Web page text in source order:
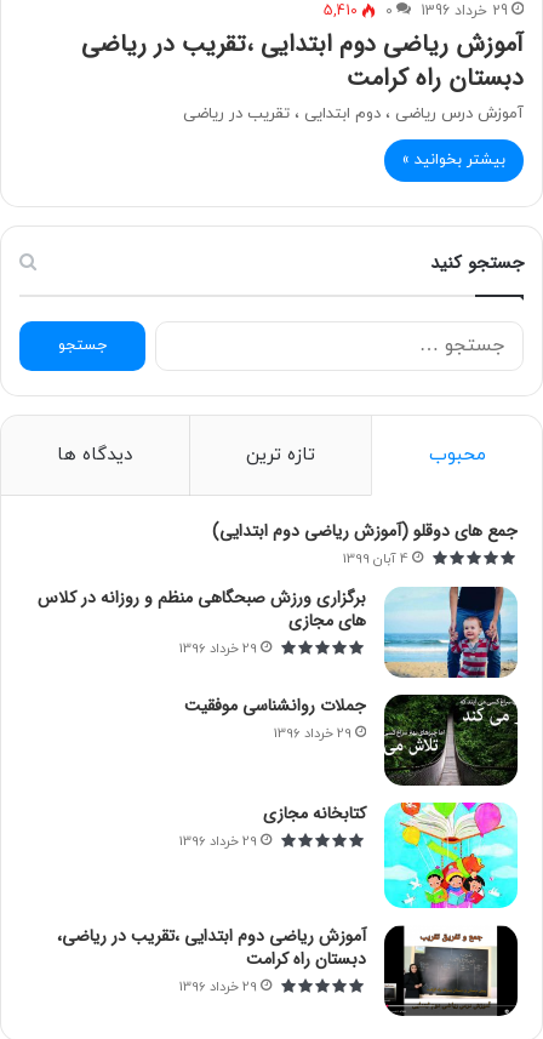
29 خرداد 1396 0
5,410
آموزش ریاضی دوم ابتدایی ،تقریب در ریاضی
دبستان راه کرامت
آموزش درس ریاضی ، دوم ابتدایی ، تقریب در ریاضی
بیشتر بخوانید »
جستجو کنید
ج
س
ج
محبوب تازه ترین دیدگاه ها
جمع های دوقلو (آموزش ریاضی دوم ابتدایی)
4 آبان 1399
برگزاری ورزش صبحگاهی منظم و روزانه در کلاس
های مجازی
29 خرداد 1396
جملات روانشناسی موفقیت
29 خرداد 1396
کتابخانه مجازی
29 خرداد 1396
آموزش ریاضی دوم ابتدایی ،تقریب در ریاضی،
دبستان راه کرامت
29 خرداد 1396